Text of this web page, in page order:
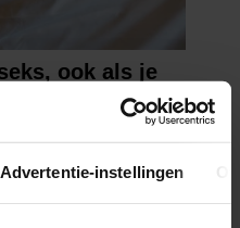
Advertentie-instellingen